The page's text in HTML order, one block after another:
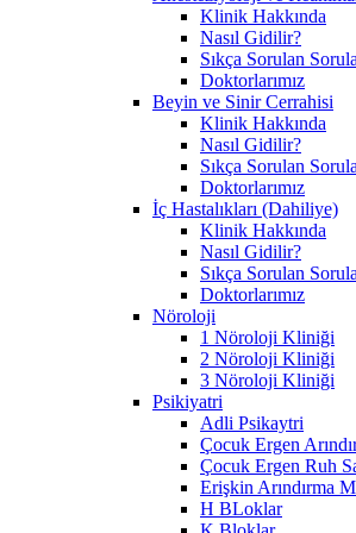
Klinik Hakkında
Nasıl Gidilir?
Sıkça Sorulan
Doktorlarımız
Beyin ve Sinir Cerrahisi
Klinik Hakkında
Nasıl Gidilir?
Sıkça Sorulan
Doktorlarımız
İç Hastalıkları (Dahiliye)
Klinik Hakkında
Nasıl Gidilir?
Sıkça Sorulan
Doktorlarımız
Nöroloji
1 Nöroloji Kliniği
2 Nöroloji Kliniği
3 Nöroloji Kliniği
Psikiyatri
Adli Psikaytri
Çocuk Ergen
Çocuk Ergen Ruh
Erişkin Arındırma
H BLoklar